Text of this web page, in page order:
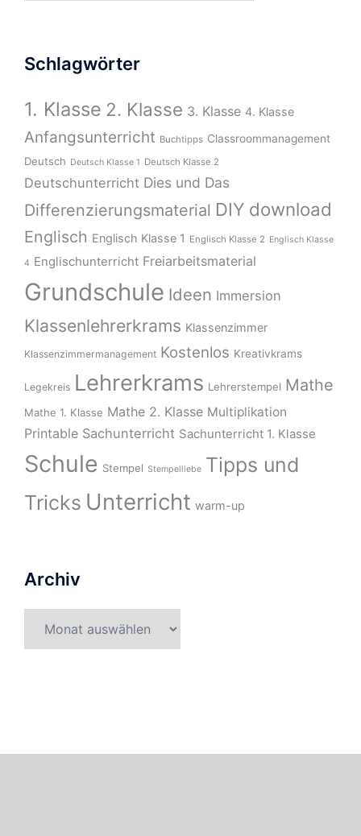
Schlagwörter
1. Klasse 2. Klasse 3. Klasse 4. Klasse
Anfangsunterricht Buchtipps Classroommanagement
Deutsch Deutsch Klasse 1 Deutsch Klasse 2
Deutschunterricht Dies und Das
Differenzierungsmaterial DIY download
Englisch Englisch Klasse 1 Englisch Klasse 2 Englisch Klasse
4 Englischunterricht Freiarbeitsmaterial
Grundschule Ideen Immersion
Klassenlehrerkrams Klassenzimmer
Klassenzimmermanagement Kostenlos Kreativkrams
Legekreis Lehrerkrams Lehrerstempel Mathe
Mathe 1. Klasse Mathe 2. Klasse Multiplikation
Printable Sachunterricht Sachunterricht 1. Klasse
Schule Stempel Stempelliebe Tipps und
Tricks Unterricht warm-up
Archiv